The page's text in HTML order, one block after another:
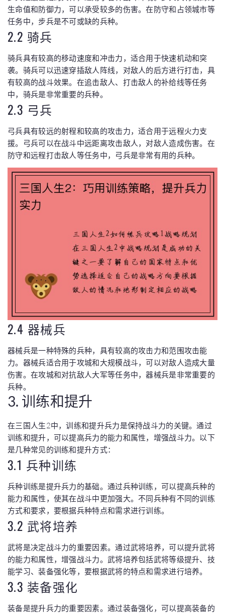
生命值和防御力，可以承受较多的伤害。在防守和占领城市等
任务中，步兵是不可或缺的兵种。
2.2 骑兵
骑兵具有较高的移动速度和冲击力，适合用于快速机动和突
袭。骑兵可以迅速穿插敌人阵线，对敌人的后方进行打击，具
有较高的战斗效果。在追击敌人、打击敌人的补给线等任务
中，骑兵是非常重要的兵种。
2.3 弓兵
弓兵具有较远的射程和较高的攻击力，适合用于远程火力支
援。弓兵可以在战斗中远距离攻击敌人，对敌人造成伤害。在
防守和远程打击敌人等任务中，弓兵是非常有用的兵种。
2.4 器械兵
器械兵是一种特殊的兵种，具有较高的攻击力和范围攻击能
力。器械兵适合用于攻城和大规模战斗，可以对敌人造成大量
伤害。在攻城和对抗敌人大军等任务中，器械兵是非常重要的
兵种。
3. 训练和提升
在三国人生2中，训练和提升兵力是保持战斗力的关键。通过
训练和提升，可以提高兵力的能力和属性，增强战斗力。以下
是几种常见的训练和提升方式：
3.1 兵种训练
兵种训练是提升兵力的基础。通过兵种训练，可以提高兵种的
能力和属性，使其在战斗中更加强大。不同兵种有不同的训练
方式和要求，要根据兵种特点和需求进行训练。
3.2 武将培养
武将是决定战斗力的重要因素。通过武将培养，可以提升武将
的能力和属性，增强战斗力。武将培养包括武将等级提升、技
能学习、装备强化等，要根据武将的特点和需求进行培养。
3.3 装备强化
装备是提升兵力的重要因素。通过装备强化，可以提高装备的